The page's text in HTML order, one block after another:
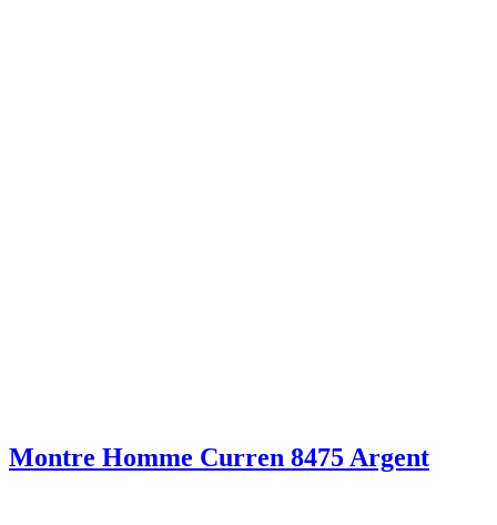
Montre Homme Curren 8475 Argent